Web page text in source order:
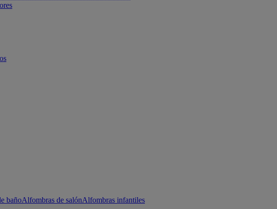
bañoAlfombras de salónAlfombras infantiles